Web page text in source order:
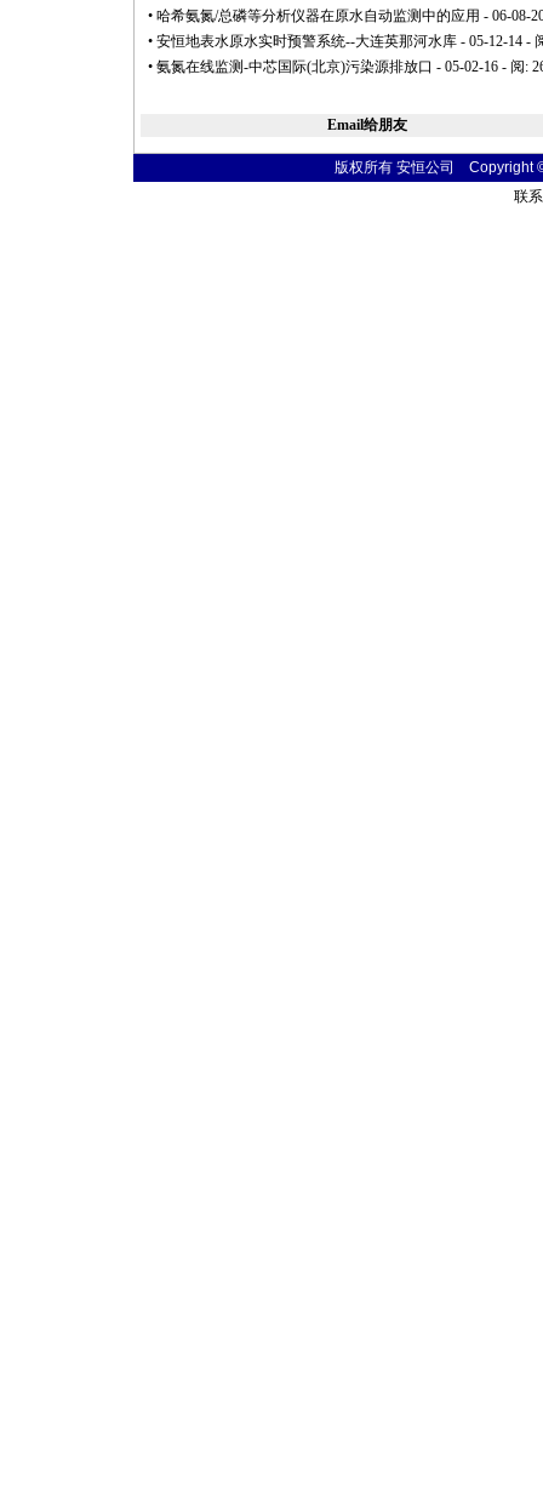
• 哈希氨氮/总磷等分析仪器在原水自动监测中的应用 - 06-08-
• 安恒地表水原水实时预警系统--大连英那河水库 - 05-12-14 -
• 氨氮在线监测-中芯国际(北京)污染源排放口 - 05-02-16 - 阅:
Email给朋友
版权所有 安恒公司 Copyright
联